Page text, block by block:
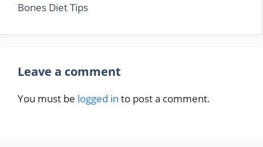
Bones Diet Tips
Leave a comment
You must be logged in to post a comment.